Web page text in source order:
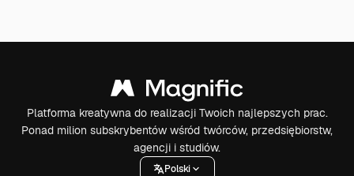
Platforma kreatywna do realizacji Twoich najlepszych prac.
Ponad milion subskrybentów wśród twórców, przedsiębiorstw,
agencji i studiów.
Polski